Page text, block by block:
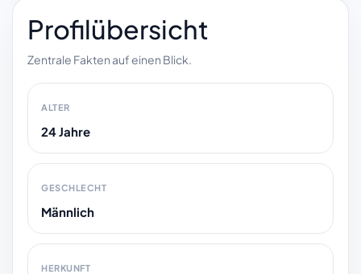
Profilübersicht
Zentrale Fakten auf einen Blick.
ALTER
24 Jahre
GESCHLECHT
Männlich
HERKUNFT